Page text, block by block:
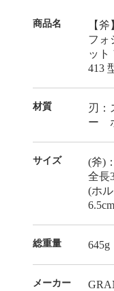
商品名
【
フォ
ット
413
材質
刃
ー
サイズ
(斧)
全長
(ホ
総重量 645g
メーカー